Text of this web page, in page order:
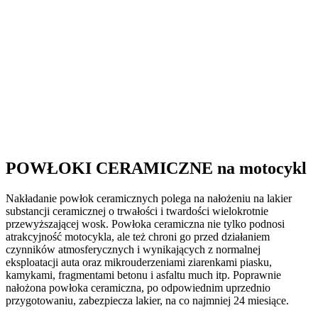
POWŁOKI CERAMICZNE na motocykl
Nakładanie powłok ceramicznych polega na nałożeniu na lakier
substancji ceramicznej o trwałości i twardości wielokrotnie
przewyższającej wosk. Powłoka ceramiczna nie tylko podnosi
atrakcyjność motocykla, ale też chroni go przed działaniem
czynników atmosferycznych i wynikających z normalnej
eksploatacji auta oraz mikrouderzeniami ziarenkami piasku,
kamykami, fragmentami betonu i asfaltu much itp. Poprawnie
nałożona powłoka ceramiczna, po odpowiednim uprzednio
przygotowaniu, zabezpiecza lakier, na co najmniej 24 miesiące.